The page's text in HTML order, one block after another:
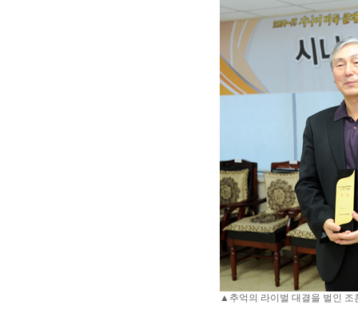
▲추억의 라이벌 대결을 벌인 조